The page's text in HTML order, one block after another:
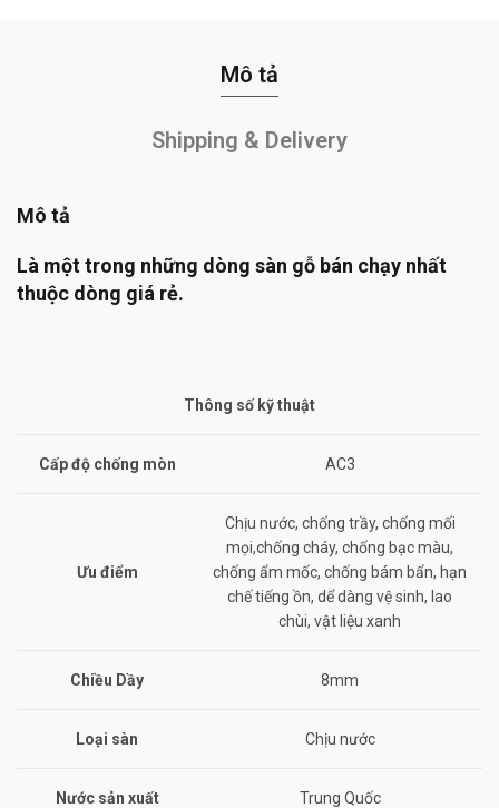
Mô tả
Shipping & Delivery
Mô tả
Là một trong những dòng sàn gỗ bán chạy nhất
thuộc dòng giá rẻ.
Thông số kỹ thuật
Cấp độ chống mòn AC3
Ưu điểm
Chịu nước, chống trầy, chống mối
mọi,chống cháy, chống bạc màu,
chống ẩm mốc, chống bám bẩn, hạn
chế tiếng ồn, dể dàng vệ sinh, lao
chùi, vật liệu xanh
Chiều Dầy 8mm
Loại sàn Chịu nước
Nước sản xuất Trung Quốc